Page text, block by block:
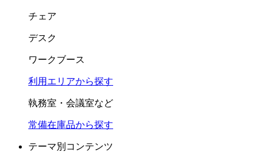
チェア
デスク
ワークブース
利用エリアから探す
執務室・会議室など
常備在庫品から探す
テーマ別コンテンツ